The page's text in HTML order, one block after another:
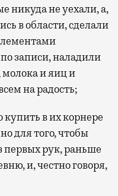
рестораны.
где можно
или просто
панорамные
садятся
никуда не уехали, а,
в области, сделали
записи, наладили
молока и яиц и
на радость;
в их корнере
для того, чтобы
первых рук, раньше
и, честно говоря,